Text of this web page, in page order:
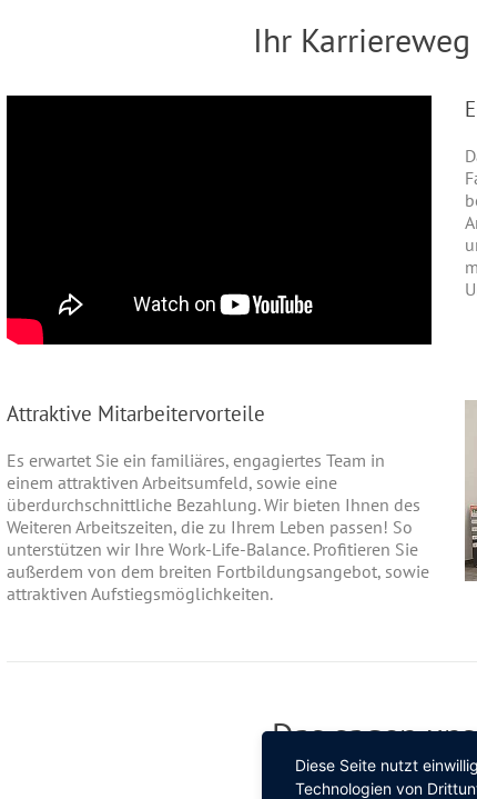
Ihr
Attraktive Mitarbeitervorteile
Es erwartet Sie ein familiäres, engagiertes Team in
einem attraktiven Arbeitsumfeld, sowie eine
überdurchschnittliche Bezahlung. Wir bieten Ihnen des
Weiteren Arbeitszeiten, die zu Ihrem Leben passen! So
unterstützen wir Ihre Work-Life-Balance. Profitieren Sie
außerdem von dem breiten Fortbildungsangebot, sowie
attraktiven Aufstiegsmöglichkeiten.
Das sagen
Diese Seite nutzt
Technologien von